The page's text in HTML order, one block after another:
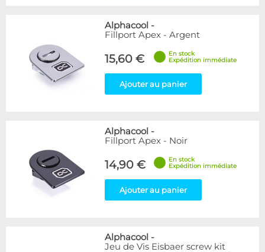
Alphacool -
Fillport Apex - Argent
15,60 €
En stock
Expédition immédiate
Ajouter au panier
Alphacool -
Fillport Apex - Noir
14,90 €
En stock
Expédition immédiate
Ajouter au panier
Alphacool -
Jeu de Vis Eisbaer screw kit